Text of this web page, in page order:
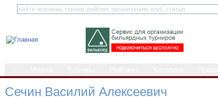
Сечин Василий Алексеевич